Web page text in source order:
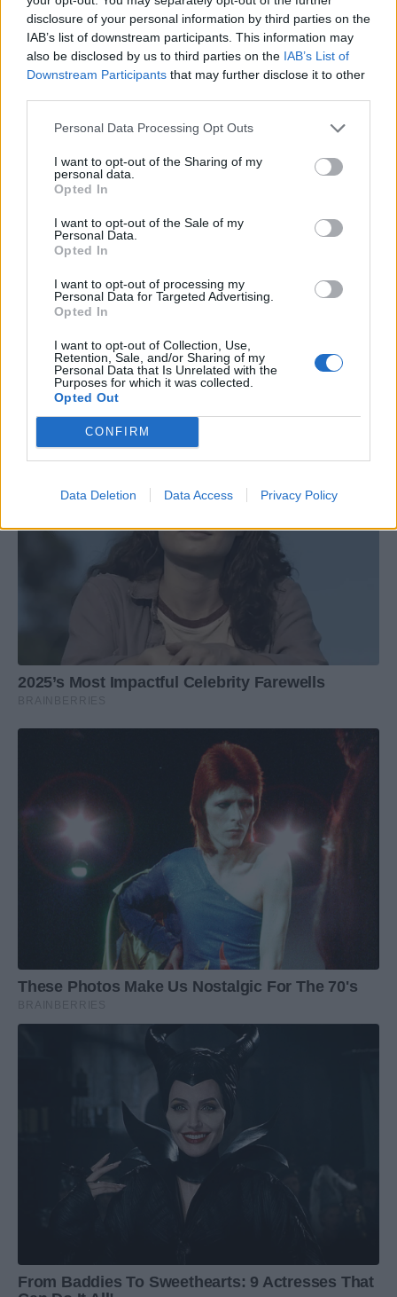
disclosure of your personal information by third parties on the
IAB’s list of downstream participants. This information may
also be disclosed by us to third parties on the IAB’s List of
Downstream Participants that may further disclose it to other
Personal Data Processing Opt Outs
I want to opt-out of the Sharing of my
personal data.
Opted In
I want to opt-out of the Sale of my
Personal Data.
Opted In
I want to opt-out of processing my
Personal Data for Targeted Advertising.
Opted In
I want to opt-out of Collection, Use,
Retention, Sale, and/or Sharing of my
Personal Data that Is Unrelated with the
Purposes for which it was collected.
Opted Out
CONFIRM
Data Deletion Data Access Privacy Policy